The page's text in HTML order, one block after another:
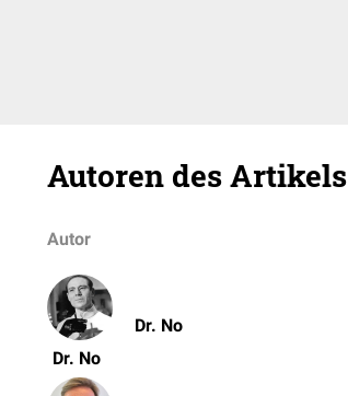
Autoren des Artikels
Autor
Dr. No
Dr. No